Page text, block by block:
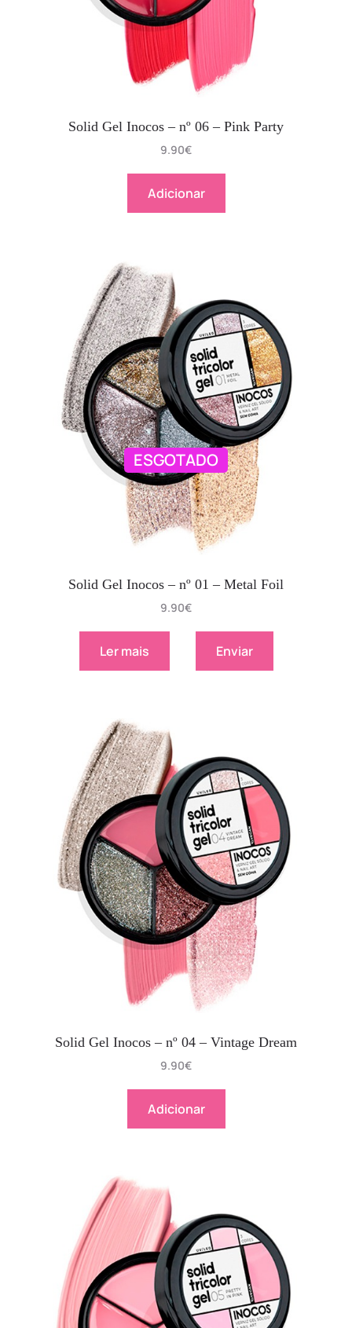
Solid Gel Inocos – nº 06 – Pink Party
9.90€
Adicionar
ESGOTADO
Solid Gel Inocos – nº 01 – Metal Foil
9.90€
Ler mais Enviar
Solid Gel Inocos – nº 04 – Vintage Dream
9.90€
Adicionar